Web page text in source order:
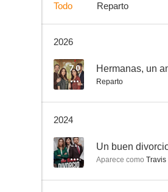
Todo Reparto
2026
7.0 Hermanas, un
Reparto
2024
-- Un buen
Aparece como Travis